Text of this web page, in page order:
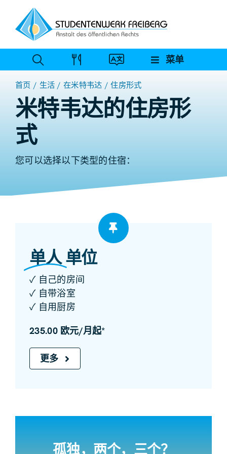
容
菜单
首页 生活 在米特韦达 住房形式
米特韦达的住房形
式
您可以选择以下类型的住宿：
单人 单位
✓ 自己的房间
✓ 自带浴室
✓ 自用厨房
235.00 欧元/月起*
更多
孤独，两个，三个？